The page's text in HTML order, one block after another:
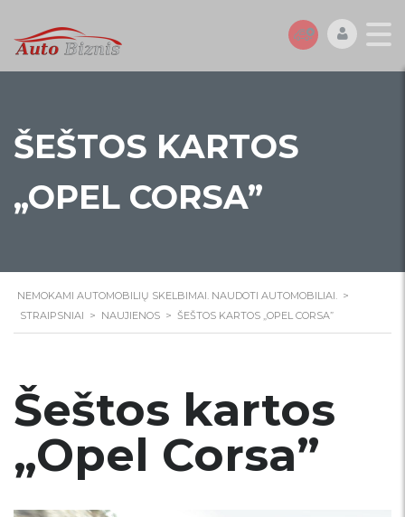
ŠEŠTOS KARTOS
„OPEL CORSA”
NEMOKAMI AUTOMOBILIŲ SKELBIMAI. NAUDOTI AUTOMOBILIAI. >
STRAIPSNIAI > NAUJIENOS > ŠEŠTOS KARTOS „OPEL CORSA”
Šeštos kartos
„Opel Corsa”